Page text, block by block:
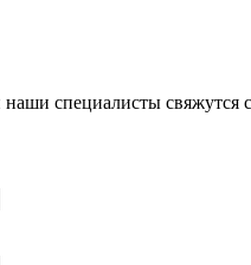
специалисты